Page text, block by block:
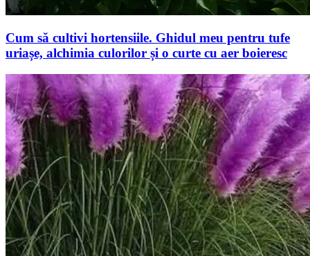
Cum să cultivi hortensiile. Ghidul meu pentru tufe
uriașe, alchimia culorilor și o curte cu aer boieresc